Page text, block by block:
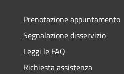
Prenotazione appuntamento
Segnalazione disservizio
Leggi le FAQ
Richiesta assistenza